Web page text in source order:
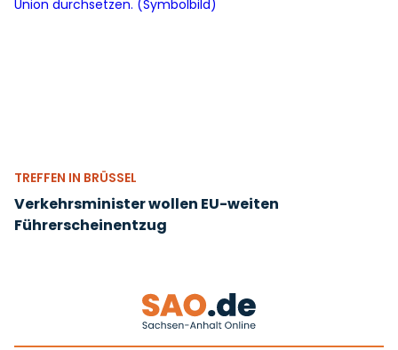
TREFFEN IN BRÜSSEL
Verkehrsminister wollen EU-weiten
Führerscheinentzug